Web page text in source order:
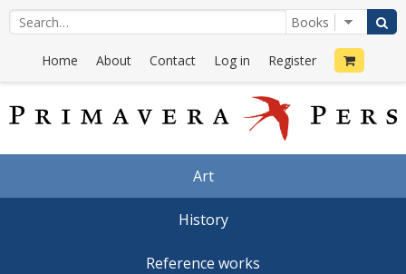
Home About Contact Log in Register
Art
History
Reference works